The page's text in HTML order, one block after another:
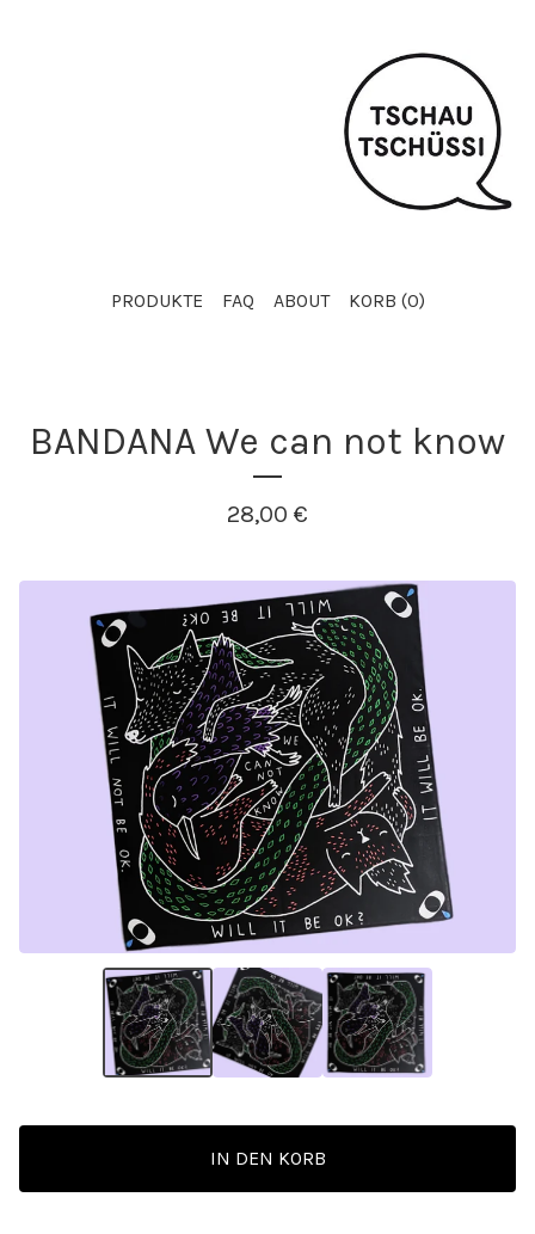
PRODUKTE FAQ ABOUT KORB (0)
BANDANA We can not know
28,00 €
IN DEN KORB